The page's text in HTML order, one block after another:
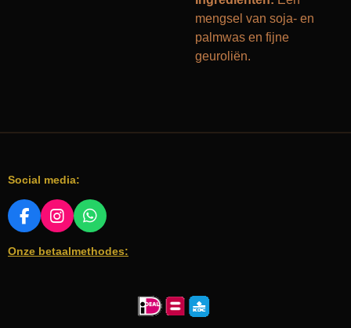
mengsel van soja- en
palmwas en fijne
geuroliën.
Social media:
F
C
I
S
W
A
Onze betaalmethodes: